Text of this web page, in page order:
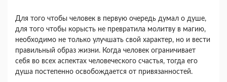
Для того чтобы человек в первую очередь думал о душе,
для того чтобы корысть не превратила молитву в магию,
необходимо не только улучшать свой характер, но и вести
правильный образ жизни. Когда человек ограничивает
себя во всех аспектах человеческого счастья, тогда его
душа постепенно освобождается от привязанностей.